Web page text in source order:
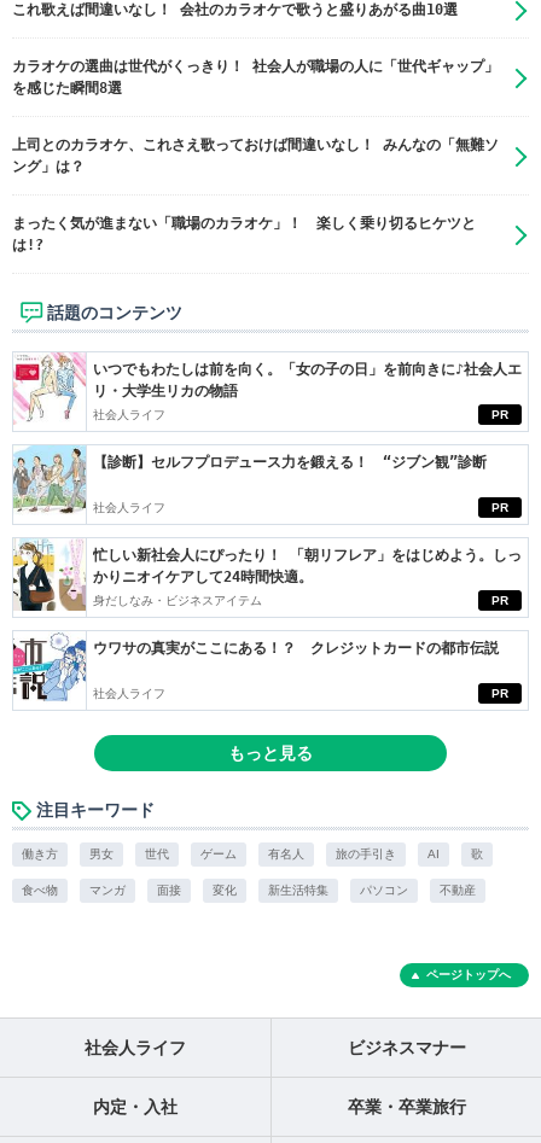
これ歌えば間違いなし！ 会社のカラオケで歌うと盛りあがる曲10選
カラオケの選曲は世代がくっきり！ 社会人が職場の人に「世代ギャップ」
を感じた瞬間8選
上司とのカラオケ、これさえ歌っておけば間違いなし！ みんなの「無難ソ
ング」は？
まったく気が進まない「職場のカラオケ」！ 楽しく乗り切るヒケツと
は!?
話題のコンテンツ
PR
いつでもわたしは前を向く。「女の子の日」を前向きに♪社会人エ
リ・大学生リカの物語
社会人ライフ
PR
【診断】セルフプロデュース力を鍛える！ “ジブン観”診断
社会人ライフ
PR
忙しい新社会人にぴったり！ 「朝リフレア」をはじめよう。しっ
かりニオイケアして24時間快適。
身だしなみ・ビジネスアイテム
PR
ウワサの真実がここにある！？ クレジットカードの都市伝説
社会人ライフ
もっと見る
注目キーワード
働き方 男女 世代 ゲーム 有名人 旅の手引き AI 歌
食べ物 マンガ 面接 変化 新生活特集 パソコン 不動産
ページトップへ
社会人ライフ ビジネスマナー
内定・入社 卒業・卒業旅行